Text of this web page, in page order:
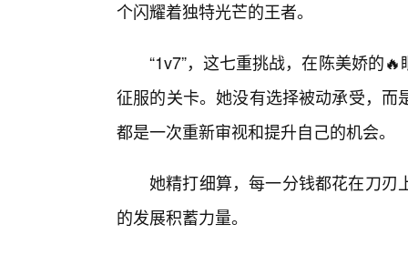
个闪耀着独特光芒的王者。
“1v7”，这七重挑战，在陈美娇的
征服的关卡。她没有选择被动承受，
都是一次重新审视和提升自己的机会。
她精打细算，每一分钱都花在刀刃
的发展积蓄力量。